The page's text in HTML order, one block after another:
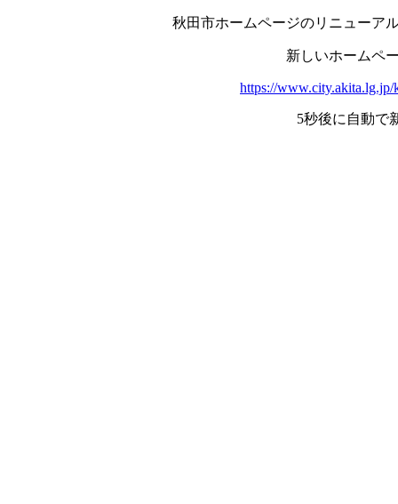
秋田市ホームページのリニューア
新しいホームペ
https://www.city.akita.lg.jp/
5秒後に自動で